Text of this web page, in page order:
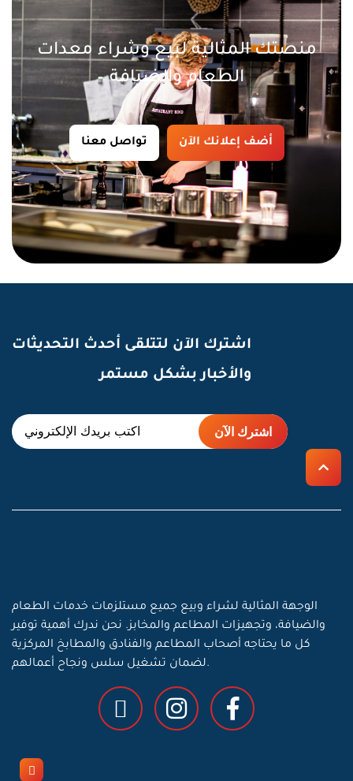
منصتك المثالية لبيع وشراء معدات
الطعام والضيافة
تواصل معنا أضف إعلانك الآن
اشترك الآن لتتلقى أحدث التحديثات
والأخبار بشكل مستمر
الوجهة المثالية لشراء وبيع جميع مستلزمات خدمات الطعام
والضيافة، وتجهيزات المطاعم والمخابز. نحن ندرك أهمية توفير
كل ما يحتاجه أصحاب المطاعم والفنادق والمطابخ المركزية
لضمان تشغيل سلس ونجاح أعمالهم.